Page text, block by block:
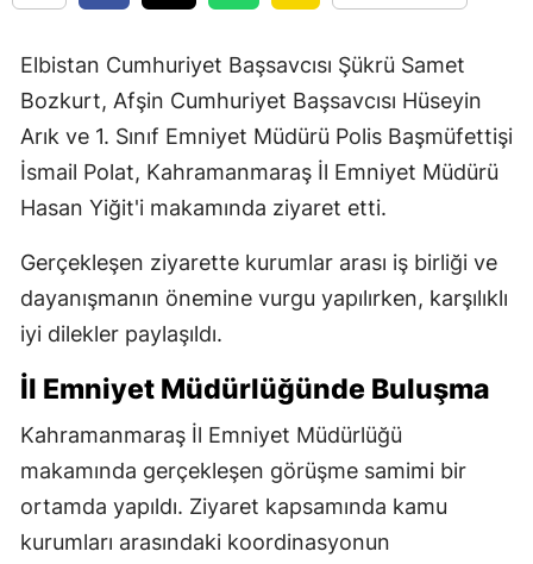
Elbistan Cumhuriyet Başsavcısı Şükrü Samet
Bozkurt, Afşin Cumhuriyet Başsavcısı Hüseyin
Arık ve 1. Sınıf Emniyet Müdürü Polis Başmüfettişi
İsmail Polat, Kahramanmaraş İl Emniyet Müdürü
Hasan Yiğit'i makamında ziyaret etti.
Gerçekleşen ziyarette kurumlar arası iş birliği ve
dayanışmanın önemine vurgu yapılırken, karşılıklı
iyi dilekler paylaşıldı.
İl Emniyet Müdürlüğünde Buluşma
Kahramanmaraş İl Emniyet Müdürlüğü
makamında gerçekleşen görüşme samimi bir
ortamda yapıldı. Ziyaret kapsamında kamu
kurumları arasındaki koordinasyonun